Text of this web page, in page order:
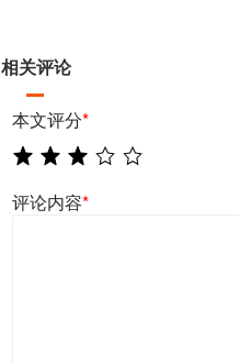
相关评论
本文评分*
评论内容*